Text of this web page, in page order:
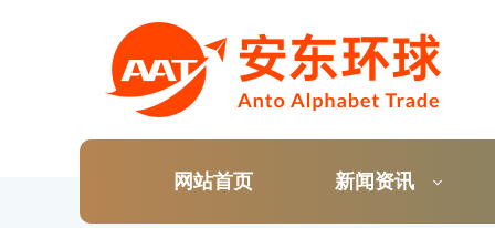
网站首页 新闻资讯